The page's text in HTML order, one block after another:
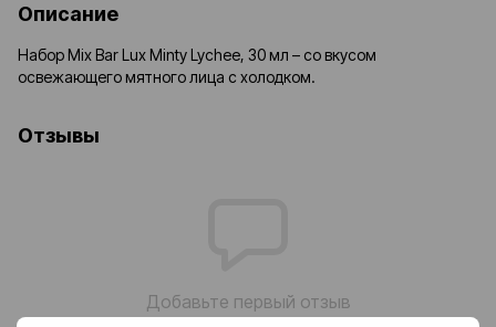
Описание
Набор Mix Bar Lux Minty Lychee, 30 мл – со вкусом
освежающего мятного лица с холодком.
Отзывы
Добавьте первый отзыв